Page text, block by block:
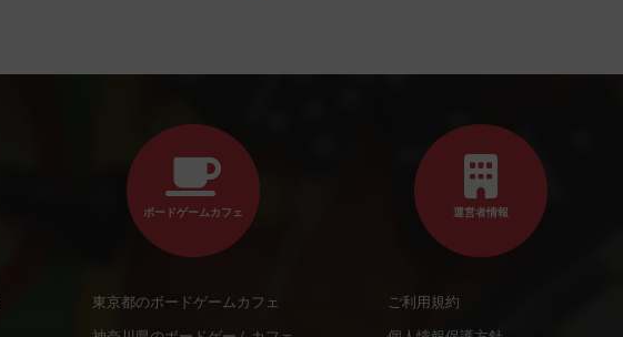
ボードゲームカフェ
東京都のボードゲームカフェ
運営者情報
ご利用規約